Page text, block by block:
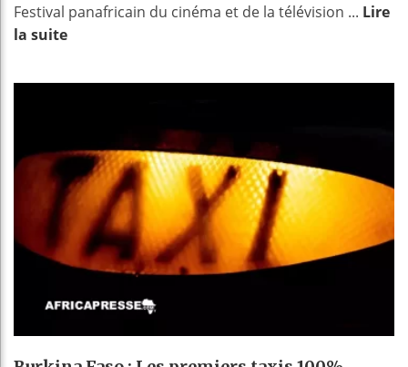
Festival panafricain du cinéma et de la télévision ... Lire
la suite